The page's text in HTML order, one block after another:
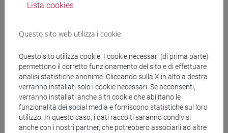
[LM40] LINGUE, ECONOMIE E ISTITUZIONI
Laurea magistrale (DM270)
lingua, societa' e istituzioni della cina
contemporanea
Lista cookies
Questo sito web utilizza i cookie
Questo sito utilizza cookie. I cookie necessari (di prima parte)
permettono il corretto funzionamento del sito e di effettuare
analisi statistiche anonime. Cliccando sulla X in alto a destra
verranno installati solo i cookie necessari. Se acconsenti,
verranno installati anche altri cookie che abilitano le
funzionalità dei social media e forniscono statistiche sul loro
utilizzo. In questo caso, i dati raccolti saranno condivisi
anche con i nostri partner, che potrebbero associarli ad altre